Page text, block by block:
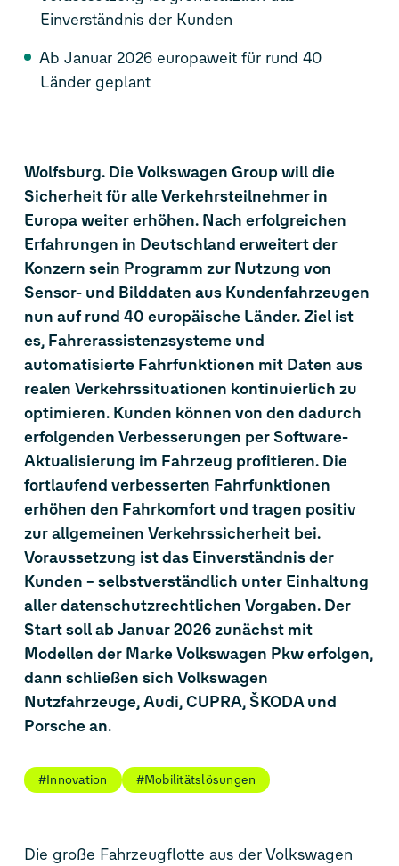
Einverständnis der Kunden
Ab Januar 2026 europaweit für rund 40
Länder geplant
Wolfsburg. Die Volkswagen Group will die
Sicherheit für alle Verkehrsteilnehmer in
Europa weiter erhöhen. Nach erfolgreichen
Erfahrungen in Deutschland erweitert der
Konzern sein Programm zur Nutzung von
Sensor- und Bilddaten aus Kundenfahrzeugen
nun auf rund 40 europäische Länder. Ziel ist
es, Fahrerassistenzsysteme und
automatisierte Fahrfunktionen mit Daten aus
realen Verkehrssituationen kontinuierlich zu
optimieren. Kunden können von den dadurch
erfolgenden Verbesserungen per Software-
Aktualisierung im Fahrzeug profitieren. Die
fortlaufend verbesserten Fahrfunktionen
erhöhen den Fahrkomfort und tragen positiv
zur allgemeinen Verkehrssicherheit bei.
Voraussetzung ist das Einverständnis der
Kunden – selbstverständlich unter Einhaltung
aller datenschutzrechtlichen Vorgaben. Der
Start soll ab Januar 2026 zunächst mit
Modellen der Marke Volkswagen Pkw erfolgen,
dann schließen sich Volkswagen
Nutzfahrzeuge, Audi, CUPRA, ŠKODA und
Porsche an.
#Innovation #Mobilitätslösungen
Die große Fahrzeugflotte aus der Volkswagen